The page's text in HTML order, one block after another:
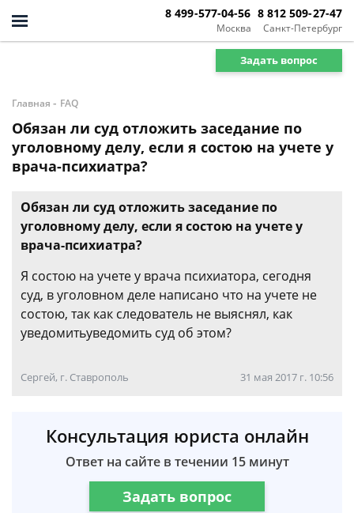
Москва
8 499-577-04-56
Санкт-Петербург
8 812 509-27-47
Задать вопрос
Главная - FAQ
Обязан ли суд отложить заседание по
уголовному делу, если я состою на учете у
врача-психиатра?
Обязан ли суд отложить заседание по
уголовному делу, если я состою на учете у
врача-психиатра?
Я состою на учете у врача психиатора, сегодня
суд, в уголовном деле написано что на учете не
состою, так как следователь не выяснял, как
уведомитьуведомить суд об этом?
Сергей, г. Ставрополь 31 мая 2017 г. 10:56
Консультация юриста онлайн
Ответ на сайте в течении 15 минут
Задать вопрос